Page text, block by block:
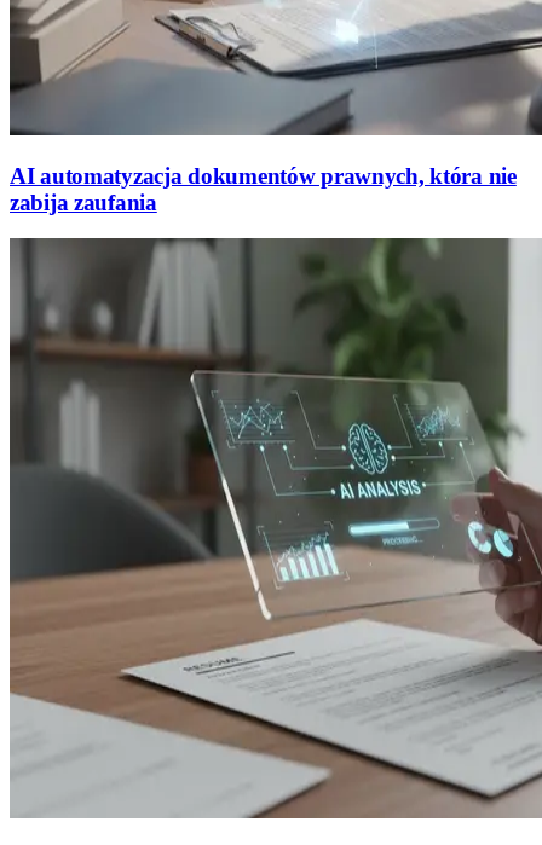
AI automatyzacja dokumentów prawnych, która nie
zabija zaufania